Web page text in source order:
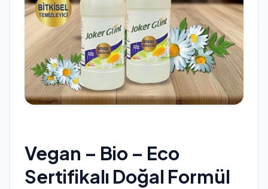
Vegan – Bio – Eco
Sertifikalı Doğal Formül